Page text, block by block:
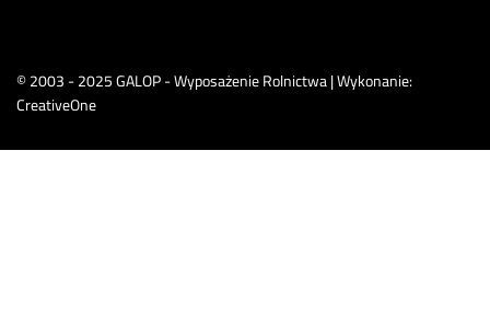
© 2003 - 2025 GALOP - Wyposażenie Rolnictwa | Wykonanie:
CreativeOne